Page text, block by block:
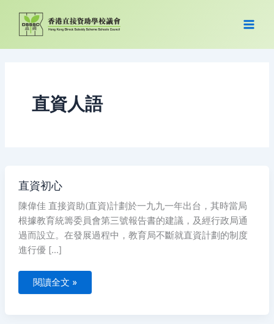
要
直資人語
直資初心
陳偉佳 直接資助(直資)計劃於一九九一年出台，其時當局
根據教育統籌委員會第三號報告書的建議，及經行政局通
過而設立。在發展過程中，教育局不斷就直資計劃的制度
進行優 […]
直
資
初
心
閱讀全文 »